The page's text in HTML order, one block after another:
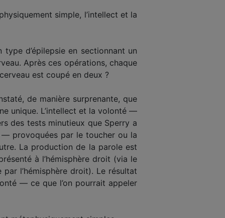
simple, l’intellect et la
d’épilepsie en sectionnant un
Après ces opérations, chaque
est coupé en deux ?
de manière surprenante, que
unique. L’intellect et la volonté —
des tests minutieux que Sperry a
— provoquées par le toucher ou la
La production de la parole est
à l’hémisphère droit (via le
l’hémisphère droit). Le résultat
— ce que l’on pourrait appeler